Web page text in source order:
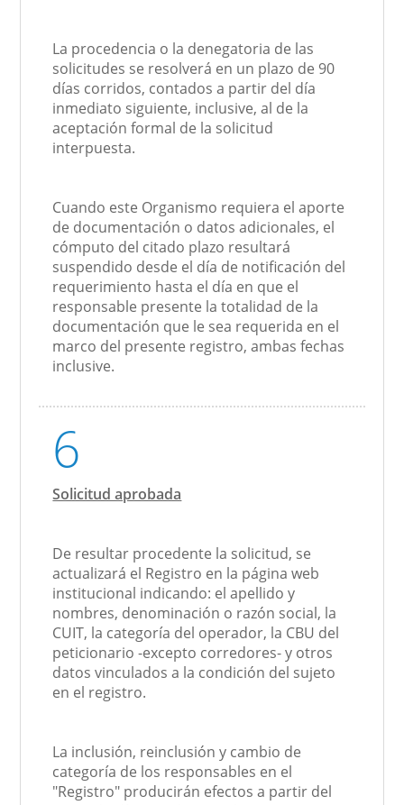
La procedencia o la denegatoria de las
solicitudes se resolverá en un plazo de 90
días corridos, contados a partir del día
inmediato siguiente, inclusive, al de la
aceptación formal de la solicitud
interpuesta.
Cuando este Organismo requiera el aporte
de documentación o datos adicionales, el
cómputo del citado plazo resultará
suspendido desde el día de notificación del
requerimiento hasta el día en que el
responsable presente la totalidad de la
documentación que le sea requerida en el
marco del presente registro, ambas fechas
inclusive.
6
Solicitud aprobada
De resultar procedente la solicitud, se
actualizará el Registro en la página web
institucional indicando: el apellido y
nombres, denominación o razón social, la
CUIT, la categoría del operador, la CBU del
peticionario -excepto corredores- y otros
datos vinculados a la condición del sujeto
en el registro.
La inclusión, reinclusión y cambio de
categoría de los responsables en el
"Registro" producirán efectos a partir del